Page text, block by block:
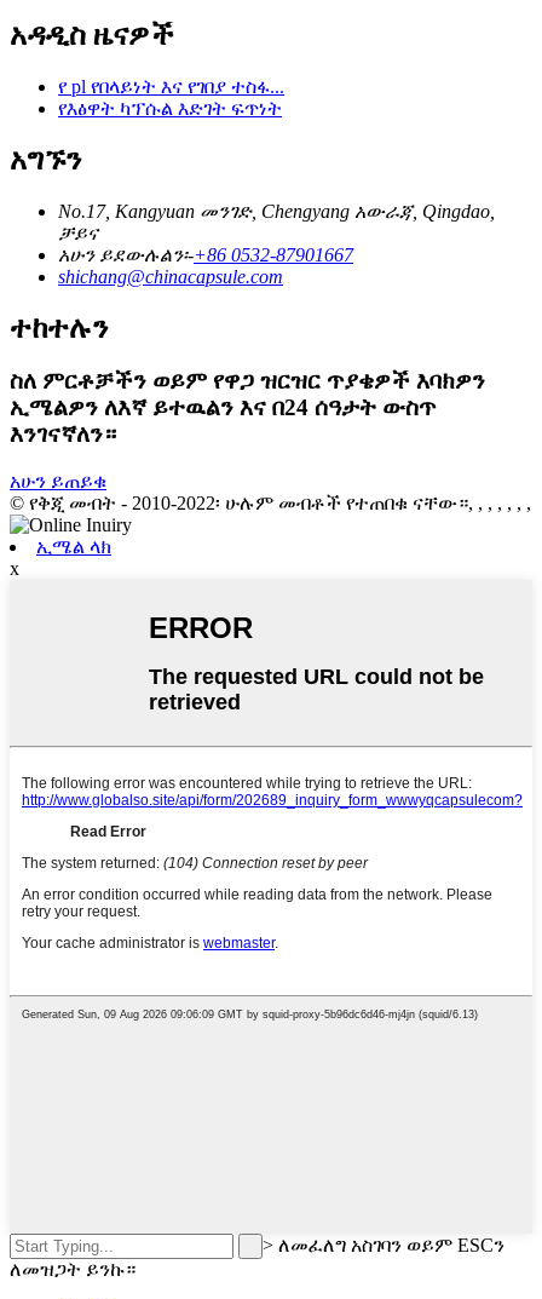
አዳዲስ ዜናዎች
የ pl የበላይነት እና የገበያ ተስፋ...
የእፅዋት ካፕሱል እድገት ፍጥነት
አግኙን
No.17, Kangyuan መንገድ, Chengyang አውራጃ, Qingdao,
ቻይና
አሁን ይደውሉልን፡-+86 0532-87901667
shichang@chinacapsule.com
ተከተሉን
ስለ ምርቶቻችን ወይም የዋጋ ዝርዝር ጥያቄዎች እባክዎን
ኢሜልዎን ለእኛ ይተዉልን እና በ24 ሰዓታት ውስጥ
እንገናኛለን።
አሁን ይጠይቁ
© የቅጂ መብት - 2010-2022፡ ሁሉም መብቶች የተጠበቁ ናቸው።, , , , , , ,
ኢሜል ላክ
x
> ለመፈለግ አስገባን ወይም ESCን
ለመዝጋት ይንኩ።